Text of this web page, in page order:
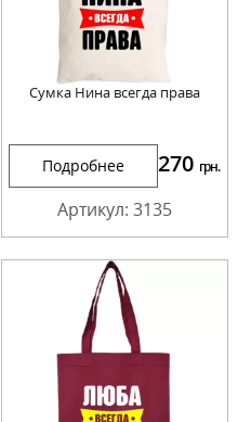
Сумка Нина всегда права
Подробнее 270 грн.
Артикул: 3135